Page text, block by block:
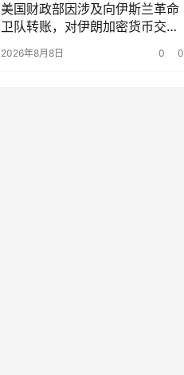
美国财政部因涉及向伊斯兰革命
卫队转账，对伊朗加密货币交易
所 Shelbit 和 Aban Tether 实施
制裁
2026年8月8日 0 0